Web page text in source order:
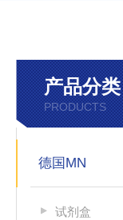
产品分类
PRODUCTS
德国MN
试剂盒